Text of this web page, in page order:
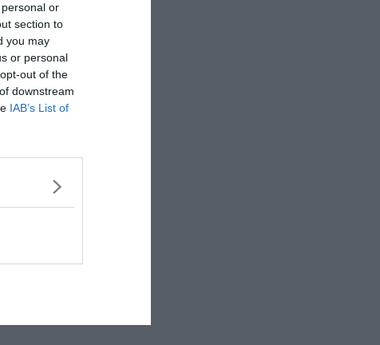
or
section to
you may
or personal
out of the
downstream
IAB’s List of